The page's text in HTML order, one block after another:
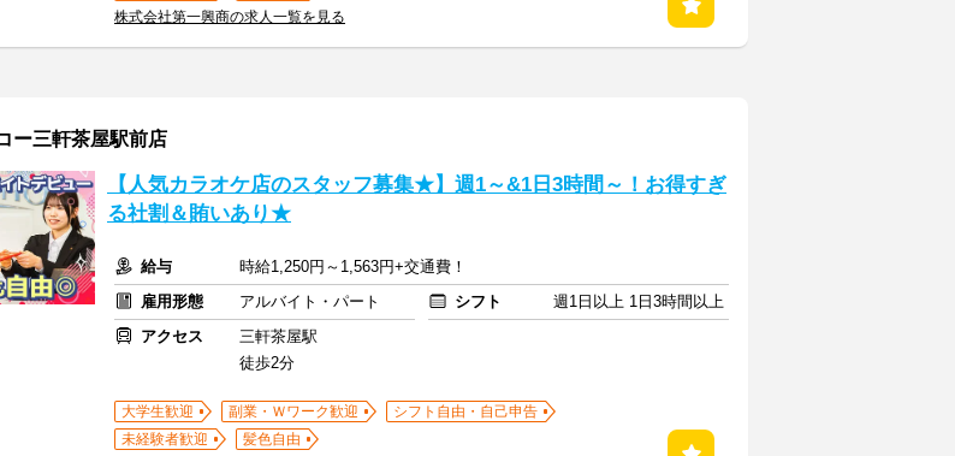
株式会社第一興商の求人一覧を見る
ー三軒茶屋駅前店
【人気カラオケ店のスタッフ募集★】週1～&1日3時間～！お得すぎ
る社割＆賄いあり★
給与
時給1,250円～1,563円+交通費！
雇用形態
アルバイト・パート シフト
週1日以上 1日3時間以上
アクセス
三軒茶屋駅
徒歩2分
大学生歓迎 副業・Ｗワーク歓迎
シフト自由・自己申告
未経験者歓迎
髪色自由